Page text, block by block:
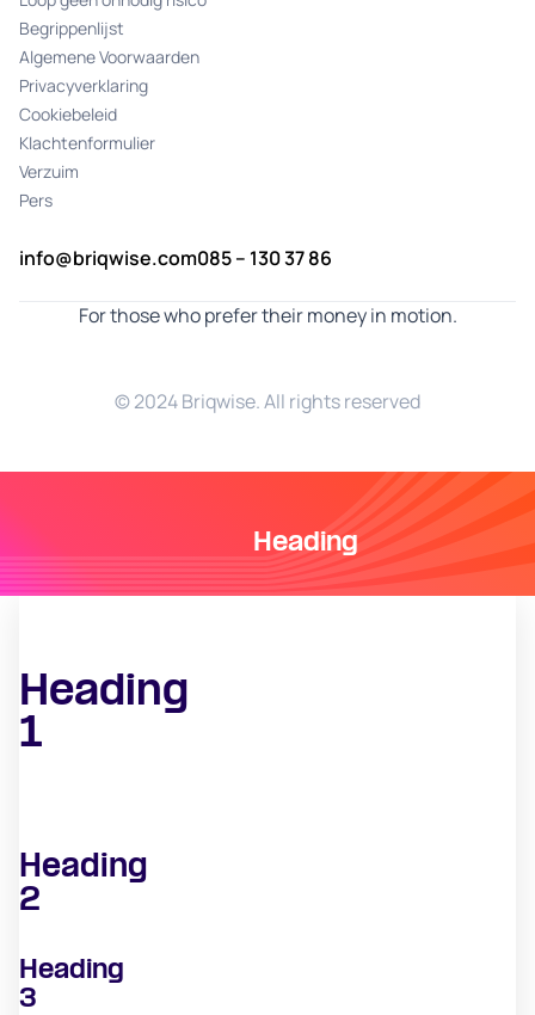
Begrippenlijst
Algemene Voorwaarden
Privacyverklaring
Cookiebeleid
Klachtenformulier
Verzuim
Pers
info@briqwise.com085 – 130 37 86
For those who prefer their money in motion.
© 2024 Briqwise. All rights reserved
Heading
Heading
1
Heading
2
Heading
3